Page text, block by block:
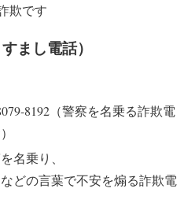
欺です
まし電話）
8192（警察を名乗る詐欺電
名乗り、
などの言葉で不安を煽る詐欺電